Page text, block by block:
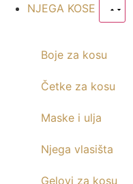
NJEGA KOSE
Boje za kosu
Četke za kosu
Maske i ulja
Njega vlasišta
Gelovi za kosu